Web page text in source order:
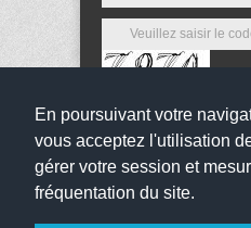
En poursuivant votre
vous acceptez l'utilisation
gérer votre session et
fréquentation du site.
Envoyer